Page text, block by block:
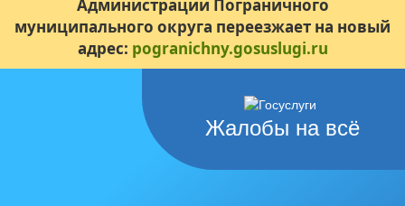
Администрации Пограничного
муниципального округа переезжает на новый
адрес: pogranichny.gosuslugi.ru
Жалобы на всё